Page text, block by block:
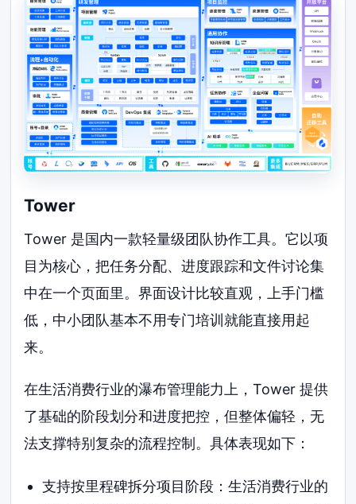
Tower
Tower 是国内一款轻量级团队协作工具。它以项
目为核心，把任务分配、进度跟踪和文件讨论集
中在一个页面里。界面设计比较直观，上手门槛
低，中小团队基本不用专门培训就能直接用起
来。
在生活消费行业的瀑布管理能力上，Tower 提供
了基础的阶段划分和进度把控，但整体偏轻，无
法支撑特别复杂的流程控制。具体表现如下：
支持按里程碑拆分项目阶段：生活消费行业的